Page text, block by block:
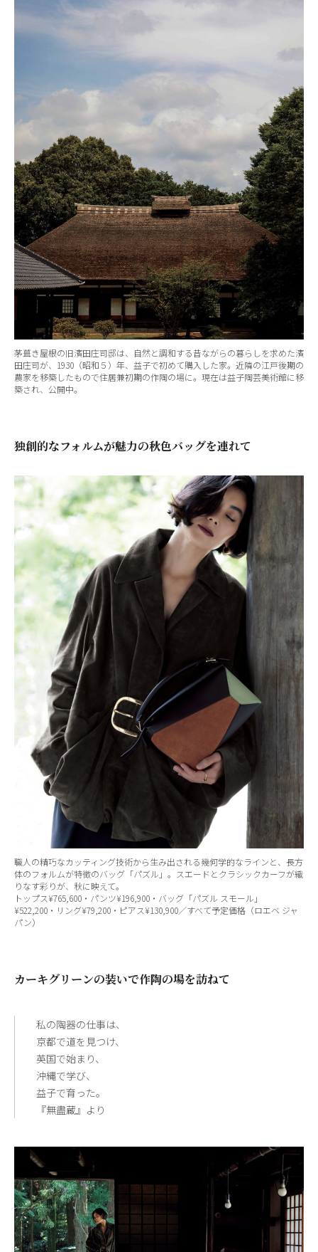
茅葺き屋根の旧濱田庄司邸は、自然と調和する昔ながらの暮らしを求めた濱
田庄司が、1930（昭和５）年、益子で初めて購入した家。近隣の江戸後期の
農家を移築したもので住居兼初期の作陶の場に。現在は益子陶芸美術館に移
築され、公開中。
独創的なフォルムが魅力の秋色バッグを連れて
職人の精巧なカッティング技術から生み出される幾何学的なラインと、長方
体のフォルムが特徴のバッグ「パズル」。スエードとクラシックカーフが織
りなす彩りが、秋に映えて。
トップス¥765,600・パンツ¥196,900・バッグ「パズル スモール」
¥522,200・リング¥79,200・ピアス¥130,900／すべて予定価格（ロエベ ジャ
パン）
カーキグリーンの装いで作陶の場を訪ねて
私の陶器の仕事は、
京都で道を見つけ、
英国で始まり、
沖縄で学び、
益子で育った。
『無盡蔵』より